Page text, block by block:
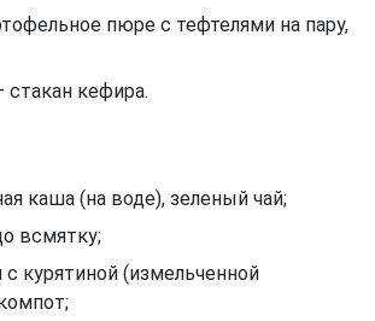
пюре с тефтелями на пару,
кефира.
каша (на воде), зеленый чай;
всмятку;
с курятиной (измельченной